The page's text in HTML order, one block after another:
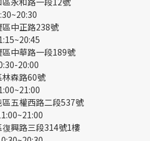
區中正路238號
區中華路一段189號
20:00
林森路60號
區五權西路二段537號
復興路三段314號1樓